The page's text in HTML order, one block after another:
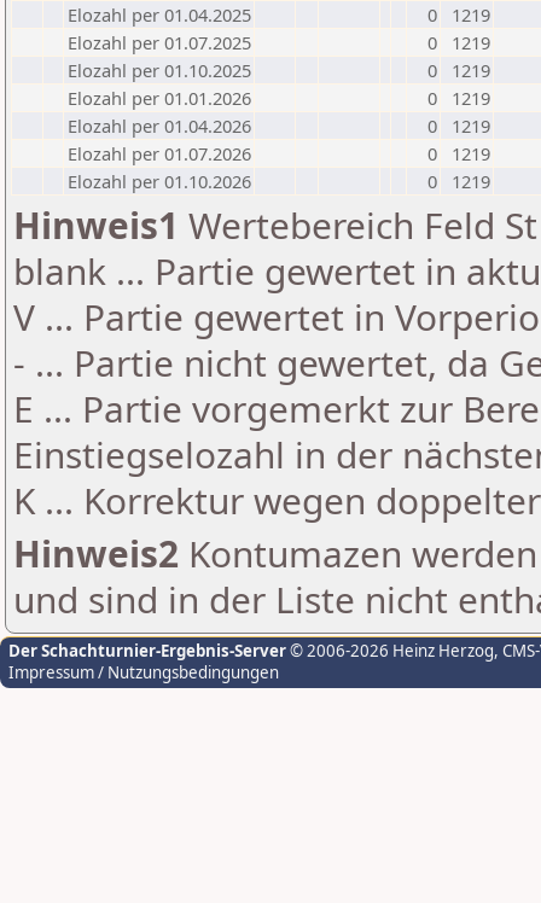
Elozahl per 01.04.2025
0
1219
Elozahl per 01.07.2025
0
1219
Elozahl per 01.10.2025
0
1219
Elozahl per 01.01.2026
0
1219
Elozahl per 01.04.2026
0
1219
Elozahl per 01.07.2026
0
1219
Elozahl per 01.10.2026
0 1219
Hinweis1 Wertebereich Feld
blank ... Partie gewertet in
V ... Partie gewertet in
- ... Partie nicht gewertet, da
E ... Partie vorgemerkt zur
Einstiegselozahl in der
K ... Korrektur wegen
Hinweis2 Kontumazen
und sind in der Liste nicht
Der Schachturnier-Ergebnis-Server© 2006-2026 Heinz Herzog,
Impressum / Nutzungsbedingungen